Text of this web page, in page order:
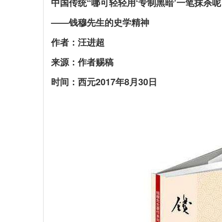
——钱穆先生的史学精神
作者：汪进超
来源：作者赐稿
时间：西元2017年8月30日